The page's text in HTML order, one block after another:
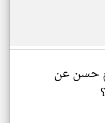
حسن عن